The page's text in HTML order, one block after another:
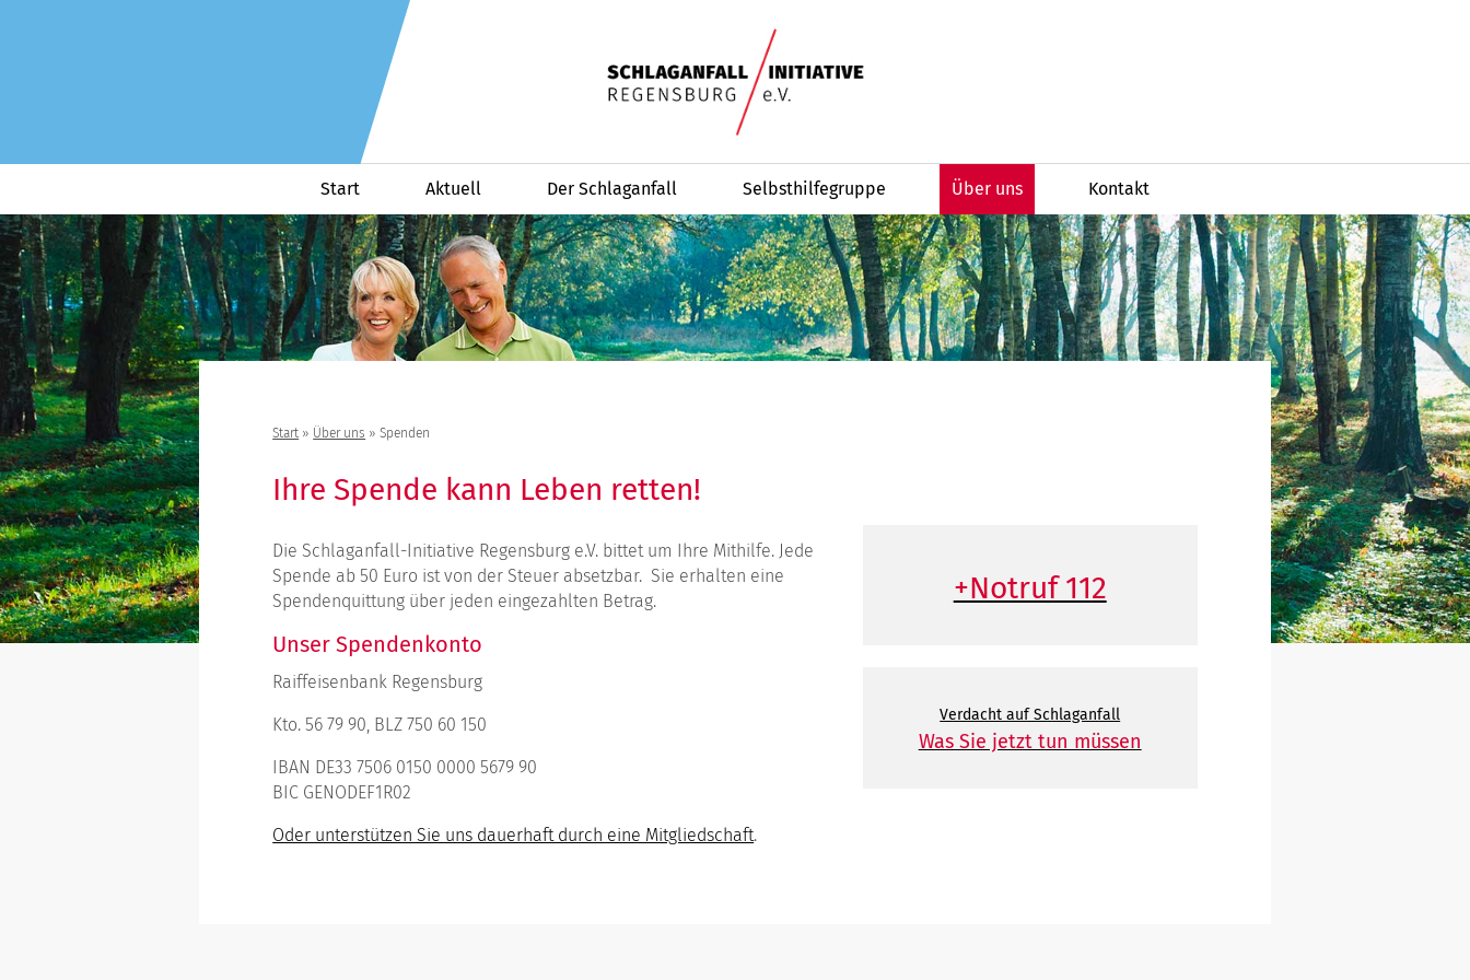
Start Aktuell Der Schlaganfall Selbsthilfegruppe Über uns Kontakt
Start » Über uns »Spenden
Ihre Spende kann Leben retten!
Die Schlaganfall-Initiative Regensburg e.V. bittet um Ihre Mithilfe. Jede
Spende ab 50 Euro ist von der Steuer absetzbar. Sie erhalten eine
Spendenquittung über jeden eingezahlten Betrag.
Unser Spendenkonto
Raiffeisenbank Regensburg
Kto. 56 79 90, BLZ 750 60 150
IBAN DE33 7506 0150 0000 5679 90
BIC GENODEF1R02
Oder unterstützen Sie uns dauerhaft durch eine Mitgliedschaft.
+Notruf 112
Verdacht auf Schlaganfall
Was Sie jetzt tun müssen